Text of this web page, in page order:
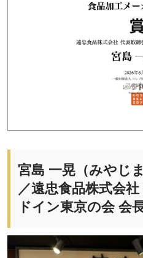
宮島 一晃（みやじ
／遠忠食品株式会
ドイン東京の会 会